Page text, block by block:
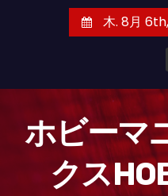
木. 8月
ホビーマ
クス